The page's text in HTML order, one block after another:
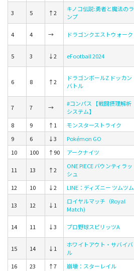
3 5 ↑2
キノコ伝説:勇者と魔法のラ
ンプ
4 4 → ドラゴンクエストウォーク
5 3 ↓2 eFootball 2024
6 8 ↑2
ドラゴンボールZ ドッカン
バトル
7 7 →
#コンパス 【戦闘摂理解析
システム】
8 9 ↑1 モンスターストライク
9
6 ↓3 Pokémon GO
10
100 ↑90 アークナイツ
11 13 ↑2
ONE PIECE バウンティラッ
シュ
12
10 ↓2 LINE：ディズニー ツムツム
13 12 ↓1
ロイヤルマッチ（Royal
Match)
14 11 ↓3 プロ野球スピリッツA
15 14 ↓1
ホワイトアウト・サバイバ
ル
16 23 ↑7 崩壊：スターレイル